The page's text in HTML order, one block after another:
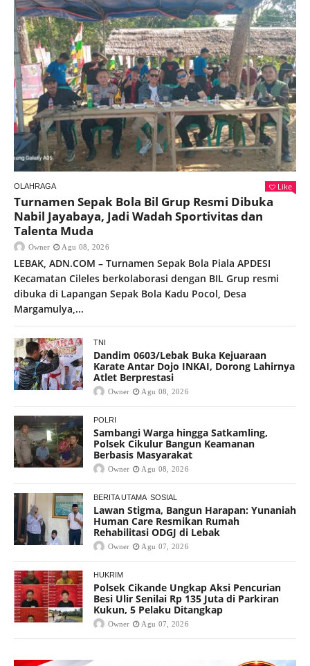
OLAHRAGA Like
Turnamen Sepak Bola Bil Grup Resmi Dibuka
Nabil Jayabaya, Jadi Wadah Sportivitas dan
Talenta Muda
Owner Agu 08, 2026
LEBAK, ADN.COM – Turnamen Sepak Bola Piala APDESI
Kecamatan Cileles berkolaborasi dengan BIL Grup resmi
dibuka di Lapangan Sepak Bola Kadu Pocol, Desa
Margamulya,...
TNI
Dandim 0603/Lebak Buka Kejuaraan
Karate Antar Dojo INKAI, Dorong Lahirnya
Atlet Berprestasi
Owner Agu 08, 2026
POLRI
Sambangi Warga hingga Satkamling,
Polsek Cikulur Bangun Keamanan
Berbasis Masyarakat
Owner Agu 08, 2026
BERITA UTAMA SOSIAL
Lawan Stigma, Bangun Harapan: Yunaniah
Human Care Resmikan Rumah
Rehabilitasi ODGJ di Lebak
Owner Agu 07, 2026
HUKRIM
Polsek Cikande Ungkap Aksi Pencurian
Besi Ulir Senilai Rp 135 Juta di Parkiran
Kukun, 5 Pelaku Ditangkap
Owner Agu 07, 2026